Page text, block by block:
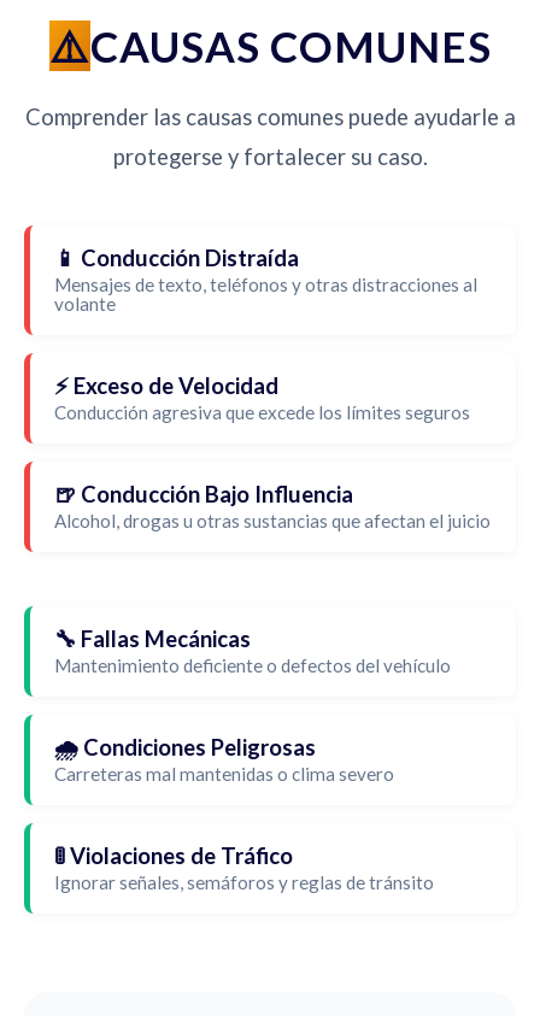
CAUSAS COMUNES
Comprender las causas comunes puede ayudarle a
protegerse y fortalecer su caso.
📱 Conducción Distraída
Mensajes de texto, teléfonos y otras distracciones al
volante
⚡ Exceso de Velocidad
Conducción agresiva que excede los límites seguros
🍺 Conducción Bajo Influencia
Alcohol, drogas u otras sustancias que afectan el juicio
🔧 Fallas Mecánicas
Mantenimiento deficiente o defectos del vehículo
🌧️ Condiciones Peligrosas
Carreteras mal mantenidas o clima severo
🚦 Violaciones de Tráfico
Ignorar señales, semáforos y reglas de tránsito